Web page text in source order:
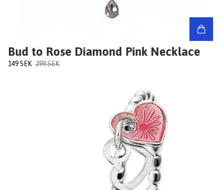
Bud to Rose Diamond Pink Necklace
149 SEK 299 SEK